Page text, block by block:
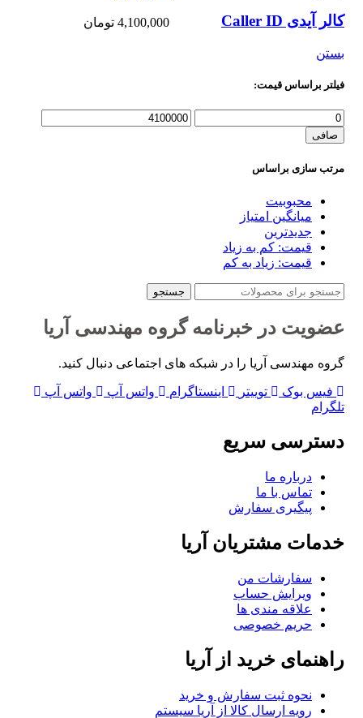
بستن
فیلتر براساس قیمت:
حداقل
قیمت
حداكثر
صافی
مرتب سازی براساس
محبوبیت
میانگین امتیاز
جدیدترین
قیمت: کم به زیاد
قیمت: زیاد به کم
جستجو
کالر آیدی Caller ID 4,100,000 تومان
عضویت در خبرنامه گروه مهندسی آریا
گروه مهندسی آریا را در شبکه های اجتماعی دنبال کنید.
فیس بوک توییتر اینستاگرام واتس آپ
واتس آپ
تلگرام
دسترسی سریع
درباره ما
تماس با ما
پیگیری سفارش
خدمات مشتریان آریا
سفارشات من
ویرایش حساب
علاقه مندی ها
حریم خصوصی
راهنمای خرید از آریا
نحوه ثبت سفارش و خرید
رویه ارسال کالا از آریا سیستم